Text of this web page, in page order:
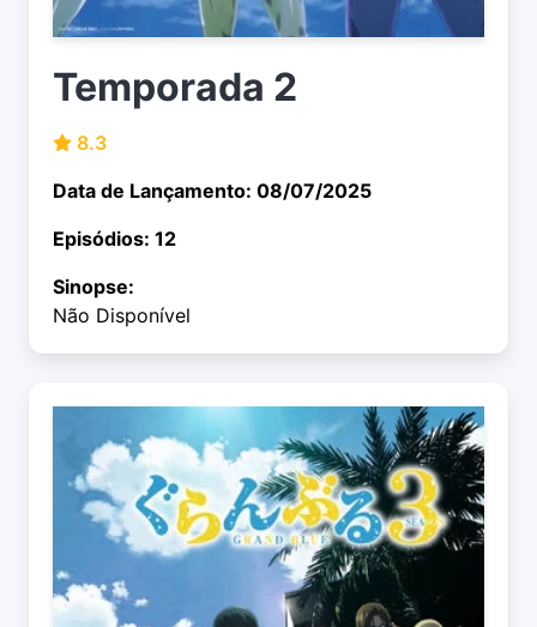
Temporada 2
8.3
Data de Lançamento: 08/07/2025
Episódios: 12
Sinopse:
Não Disponível